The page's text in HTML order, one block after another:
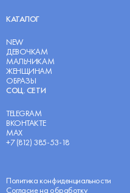
+7 (812) 385-53-18
КАТАЛОГ
NEW
ДЕВОЧКАМ
МАЛЬЧИКАМ
ЖЕНЩИНАМ
ОБРАЗЫ
СОЦ. СЕТИ
TELEGRAM
ВКОНТАКТЕ
MAX
Политика конфиденциальности
Согласие на обработку